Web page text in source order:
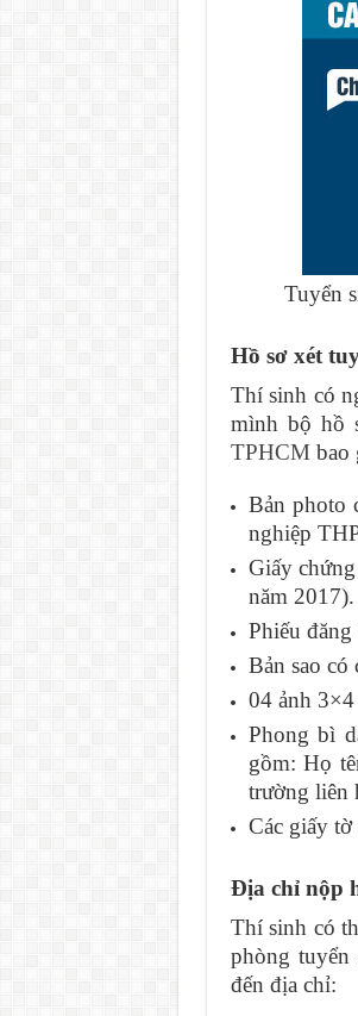
Tuyển
Hồ sơ xét
Thí sinh có
mình bộ hồ
TPHCMbao
Bản photo
nghiệp
Giấy
năm 2017).
Phiếu
Bản sao
04 ảnh
Phong bì
gồm: Họ
trường liên
Các giấy
Địa chỉ nộp
Thí sinh có
phòng tuyển
đến địa chỉ: